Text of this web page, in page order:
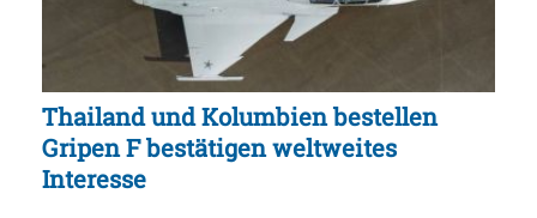
Thailand und Kolumbien bestellen
Gripen F bestätigen weltweites
Interesse